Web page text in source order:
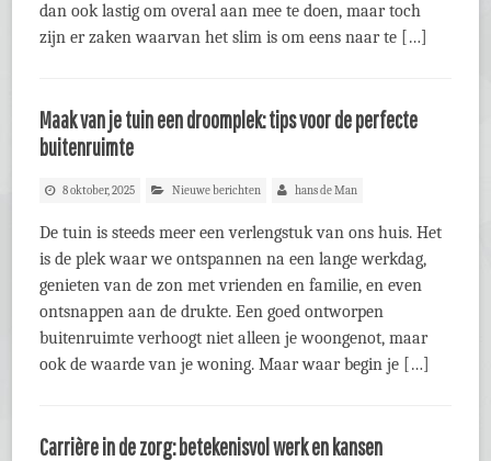
dan ook lastig om overal aan mee te doen, maar toch
zijn er zaken waarvan het slim is om eens naar te […]
Maak van je tuin een droomplek: tips voor de perfecte
buitenruimte
8 oktober, 2025 Nieuwe berichten hans de Man
De tuin is steeds meer een verlengstuk van ons huis. Het
is de plek waar we ontspannen na een lange werkdag,
genieten van de zon met vrienden en familie, en even
ontsnappen aan de drukte. Een goed ontworpen
buitenruimte verhoogt niet alleen je woongenot, maar
ook de waarde van je woning. Maar waar begin je […]
Carrière in de zorg: betekenisvol werk en kansen